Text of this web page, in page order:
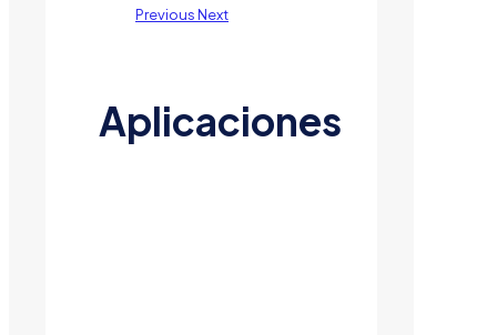
PreviousNext
Aplicaciones